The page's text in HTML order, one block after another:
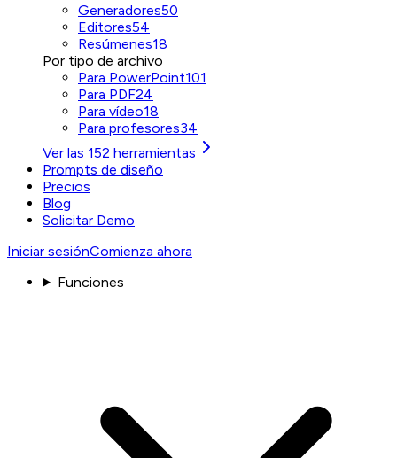
Generadores50
Editores54
Resúmenes18
Por tipo de archivo
Para PowerPoint101
Para PDF24
Para vídeo18
Para profesores34
Ver las 152 herramientas
Prompts de diseño
Precios
Blog
Solicitar Demo
Iniciar sesiónComienza ahora
Funciones